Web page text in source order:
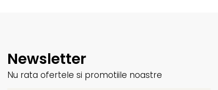
Newsletter
Nu rata ofertele si promotiile noastre